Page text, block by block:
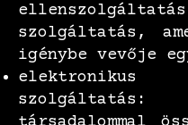
szolgáltatás,
igénybe vevője
szolgáltatás: